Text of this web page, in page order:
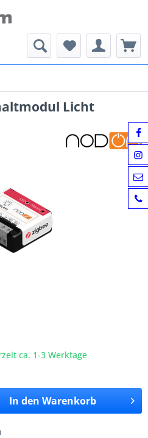
Licht
ca. 1-3 Werktage
In den Warenkorb